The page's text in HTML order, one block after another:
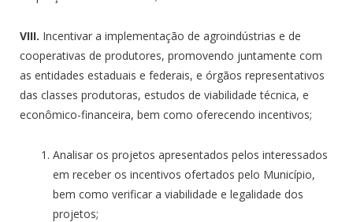
VIII. Incentivar a implementação de agroindústrias e de
cooperativas de produtores, promovendo juntamente com
as entidades estaduais e federais, e órgãos representativos
das classes produtoras, estudos de viabilidade técnica, e
econômico-financeira, bem como oferecendo incentivos;
Analisar os projetos apresentados pelos interessados
em receber os incentivos ofertados pelo Município,
bem como verificar a viabilidade e legalidade dos
projetos;